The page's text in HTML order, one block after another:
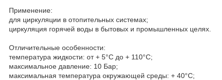
Применение:
для циркуляции в отопительных системах;
циркуляция горячей воды в бытовых и промышленных целях.
Отличительные особенности:
температура жидкости: от + 5°С до + 110°С;
максимальное давление: 10 Бар;
максимальная температура окружающей среды: + 40°С;